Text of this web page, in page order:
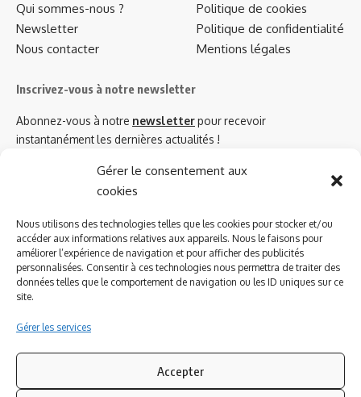
Gérer le consentement aux
cookies
Nous utilisons des technologies telles que les cookies pour stocker et/ou
accéder aux informations relatives aux appareils. Nous le faisons pour
améliorer l’expérience de navigation et pour afficher des publicités
personnalisées. Consentir à ces technologies nous permettra de traiter des
données telles que le comportement de navigation ou les ID uniques sur ce
site.
Gérer les services
Accepter
Qui sommes-nous ?
Newsletter
Nous contacter
Politique de cookies
Politique de confidentialité
Mentions légales
Inscrivez-vous à notre newsletter
Abonnez-vous à notre newsletterpour recevoir
instantanément les dernières actualités !
Azinat.com TV soutient